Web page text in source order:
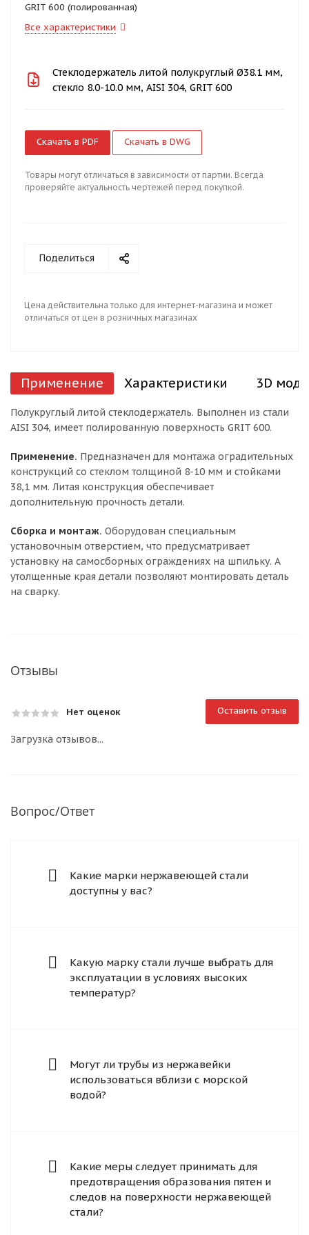
GRIT 600 (полированная)
Все характеристики
Стеклодержатель литой полукруглый Ø38.1 мм,
стекло 8.0-10.0 мм, AISI 304, GRIT 600
Скачать в PDF Скачать в DWG
Товары могут отличаться в зависимости от партии. Всегда
проверяйте актуальность чертежей перед покупкой.
Поделиться
Цена действительна только для интернет-магазина и может
отличаться от цен в розничных магазинах
Применение Характеристики 3D
Полукруглый литой стеклодержатель. Выполнен из стали
AISI 304, имеет полированную поверхность GRIT 600.
Применение. Предназначен для монтажа оградительных
конструкций со стеклом толщиной 8-10 мм и стойками
38,1 мм. Литая конструкция обеспечивает
дополнительную прочность детали.
Сборка и монтаж. Оборудован специальным
установочным отверстием, что предусматривает
установку на самосборных ограждениях на шпильку. А
утолщенные края детали позволяют монтировать деталь
на сварку.
Отзывы
Нет оценок Оставить отзыв
Загрузка отзывов...
Вопрос/Ответ
Какие марки нержавеющей стали
доступны у вас?
Какую марку стали лучше выбрать для
эксплуатации в условиях высоких
температур?
Могут ли трубы из нержавейки
использоваться вблизи с морской
водой?
Какие меры следует принимать для
предотвращения образования пятен и
следов на поверхности нержавеющей
стали?